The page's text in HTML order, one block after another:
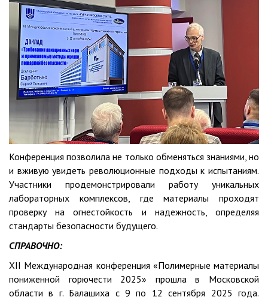
Конференция позволила не только обменяться знаниями, но
и вживую увидеть революционные подходы к испытаниям.
Участники продемонстрировали работу уникальных
лабораторных комплексов, где материалы проходят
проверку на огнестойкость и надежность, определяя
стандарты безопасности будущего.
СПРАВОЧНО:
XII Международная конференция «Полимерные материалы
пониженной горючести 2025» прошла в Московской
области в г. Балашиха с 9 по 12 сентября 2025 года.